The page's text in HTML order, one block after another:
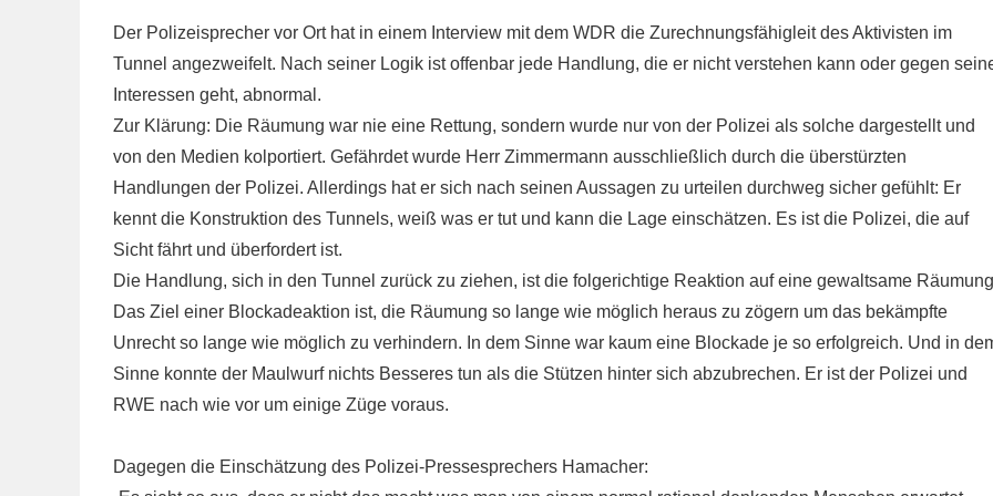
Der Polizeisprecher vor Ort hat in einem Interview mit dem WDR die Zurechnungsfähigleit des Aktivisten im
Tunnel angezweifelt. Nach seiner Logik ist offenbar jede Handlung, die er nicht verstehen kann oder gegen
Interessen geht, abnormal.
Zur Klärung: Die Räumung war nie eine Rettung, sondern wurde nur von der Polizei als solche dargestellt und
von den Medien kolportiert. Gefährdet wurde Herr Zimmermann ausschließlich durch die überstürzten
Handlungen der Polizei. Allerdings hat er sich nach seinen Aussagen zu urteilen durchweg sicher gefühlt: Er
kennt die Konstruktion des Tunnels, weiß was er tut und kann die Lage einschätzen. Es ist die Polizei, die auf
Sicht fährt und überfordert ist.
Die Handlung, sich in den Tunnel zurück zu ziehen, ist die folgerichtige Reaktion auf eine gewaltsame
Das Ziel einer Blockadeaktion ist, die Räumung so lange wie möglich heraus zu zögern um das bekämpfte
Unrecht so lange wie möglich zu verhindern. In dem Sinne war kaum eine Blockade je so erfolgreich. Und in
Sinne konnte der Maulwurf nichts Besseres tun als die Stützen hinter sich abzubrechen. Er ist der Polizei und
RWE nach wie vor um einige Züge voraus.
Dagegen die Einschätzung des Polizei-Pressesprechers Hamacher: